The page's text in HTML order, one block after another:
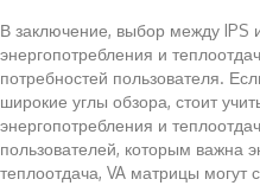
В заключение, выбор между IPS
энергопотребления и
потребностей пользователя.
широкие углы обзора, стоит
энергопотребления и
пользователей, которым важна
теплоотдача, VA матрицы могут